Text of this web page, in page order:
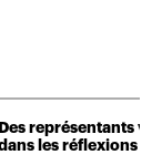
Des représentants
les réflexions de